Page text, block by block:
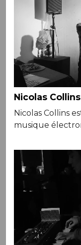
Nicolas Collins
Nicolas Collins
musique